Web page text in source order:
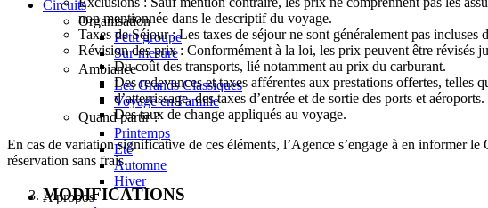
Circuits
Organisation
Petit groupe
Sur-mesure
Ambiance
Les Grands Classiques
Voyage en Famille
Quand partir ?
Printemps
Eté
Automne
Hiver
A propos
non mentionnée dans le descriptif du voyage.
Taxes de Séjour : Les taxes de séjour ne sont généralement pas incluses
Révision des prix : Conformément à la loi, les prix peuvent être révisés
Du coût des transports, lié notamment au prix du carburant.
Des redevances et taxes afférentes aux prestations offertes, telles
d’atterrissage, des taxes d’entrée et de sortie des ports et aéroports.
Des taux de change appliqués au voyage.
En cas de variation significative de ces éléments, l’Agence s’engage à en informer
réservation sans frais.
MODIFICATIONS